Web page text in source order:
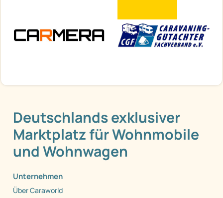
Deutschlands exklusiver
Marktplatz für Wohnmobile
und Wohnwagen
Unternehmen
Über Caraworld